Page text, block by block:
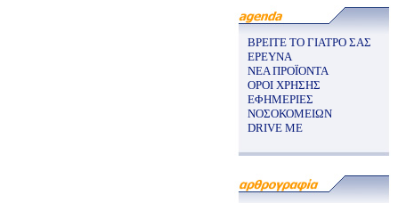
ΒΡΕΙΤΕ ΤΟ ΓΙΑΤΡΟ ΣΑΣ
ΕΡΕΥΝΑ
ΝΕΑ ΠΡΟΪΟΝΤΑ
ΟΡΟΙ ΧΡΗΣΗΣ
ΕΦΗΜΕΡΙΕΣ
ΝΟΣΟΚΟΜΕΙΩΝ
DRIVE ME